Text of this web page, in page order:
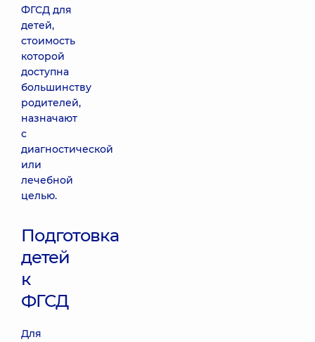
ФГСД для
детей,
стоимость
которой
доступна
большинству
родителей,
назначают
с
диагностической
или
лечебной
целью.
Подготовка
детей
к
ФГСД
Для